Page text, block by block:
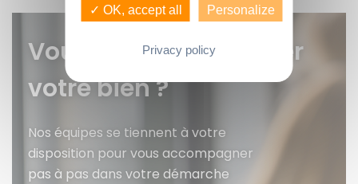
Vous voulez faire gérer
votre bien ?
Nos équipes se tiennent à votre
disposition pour vous accompagner
pas à pas dans votre démarche
✓ OK, accept all Personalize
Privacy policy